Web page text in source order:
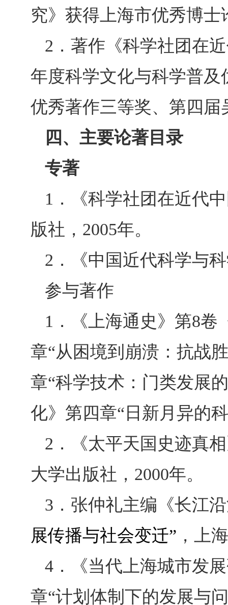
究》获得上海市优秀博士
2 ．著作《科学社团在
年度科学文化与科学普
优秀著作三等奖、第四
四、主要论著目录
专著
1 ．《科学社团在近代
版社，2005年。
2 ．《中国近代科学与
参与著作
1 ．《上海通史》第8卷
章“从困境到崩溃：抗战
章“科学技术：门类发展
化》第四章“日新月异的
2 ．《太平天国史迹真
大学出版社， 2000年。
3 ．张仲礼主编《长江
展传播与社会变迁” ，上
4 ．《当代上海城市发
章“计划体制下的发展与